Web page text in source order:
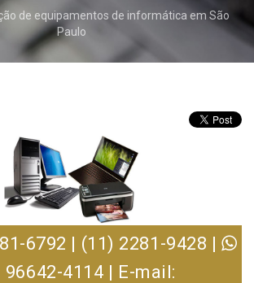
de equipamentos de informática em São
Paulo
6792 | (11) 2281-9428 |
96642-4114 | E-mail: